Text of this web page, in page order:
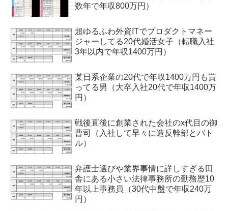
数年で年収800万円）
超ゆるふわ外資ITでプロダクトマネー
ジャーしてる20代婚活女子（転職入社
3年以内で年収1400万円）
某日系企業の20代で年収1400万円も貰
ってる男（大卒入社20代で年収1400万
円）
戦後直後に創業された会社のx代目の御
曹司（入社して早々に造反幹部とバト
ル）
弁護士選びや業界事情に詳しすぎる田
舎にある小さい法律事務所の勤務歴10
年以上事務員（30代中盤で年収240万
円）